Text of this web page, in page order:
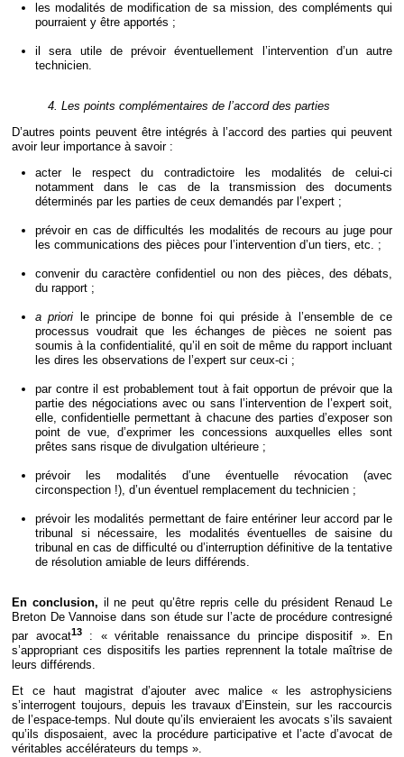
les modalités de modification de sa mission, des compléments qui
pourraient y être apportés ;
il sera utile de prévoir éventuellement l’intervention d’un autre
technicien.
4. Les points complémentaires de l’accord des parties
D’autres points peuvent être intégrés à l’accord des parties qui peuvent
avoir leur importance à savoir :
acter le respect du contradictoire les modalités de celui-ci
notamment dans le cas de la transmission des documents
déterminés par les parties de ceux demandés par l’expert ;
prévoir en cas de difficultés les modalités de recours au juge pour
les communications des pièces pour l’intervention d’un tiers, etc. ;
convenir du caractère confidentiel ou non des pièces, des débats,
du rapport ;
a priori le principe de bonne foi qui préside à l’ensemble de ce
processus voudrait que les échanges de pièces ne soient pas
soumis à la confidentialité, qu’il en soit de même du rapport incluant
les dires les observations de l’expert sur ceux-ci ;
par contre il est probablement tout à fait opportun de prévoir que la
partie des négociations avec ou sans l’intervention de l’expert soit,
elle, confidentielle permettant à chacune des parties d’exposer son
point de vue, d’exprimer les concessions auxquelles elles sont
prêtes sans risque de divulgation ultérieure ;
prévoir les modalités d’une éventuelle révocation (avec
circonspection !), d’un éventuel remplacement du technicien ;
prévoir les modalités permettant de faire entériner leur accord par le
tribunal si nécessaire, les modalités éventuelles de saisine du
tribunal en cas de difficulté ou d’interruption définitive de la tentative
de résolution amiable de leurs différends.
En conclusion, il ne peut qu’être repris celle du président Renaud Le
Breton De Vannoise dans son étude sur l’acte de procédure contresigné
par avocat13: « véritable renaissance du principe dispositif ». En
s’appropriant ces dispositifs les parties reprennent la totale maîtrise de
leurs différends.
Et ce haut magistrat d’ajouter avec malice « les astrophysiciens
s’interrogent toujours, depuis les travaux d’Einstein, sur les raccourcis
de l’espace-temps. Nul doute qu’ils envieraient les avocats s’ils savaient
qu’ils disposaient, avec la procédure participative et l’acte d’avocat de
véritables accélérateurs du temps ».